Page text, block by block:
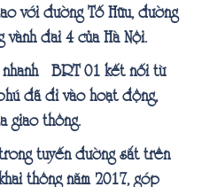
với đường Tố Hữu, đường
vành đai 4 của Hà Nội.
BRT 01 kết nối từ
đã đi vào hoạt động,
giao thông.
tuyến đường sắt trên
thông năm 2017, góp